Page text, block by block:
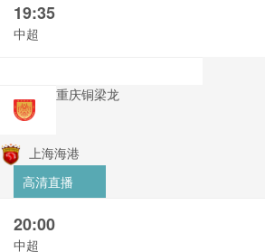
19:35
中超
重庆铜梁龙
上海海港
高清直播
20:00
中超